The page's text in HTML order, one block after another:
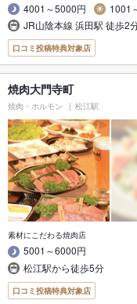
4001～5000円
1001
JR山陰本線 浜田駅 徒歩2
口コミ投稿特典対象店
焼肉大門寺町
焼肉・ホルモン 松江駅
素材にこだわる焼肉店
5001～6000円
松江駅から徒歩5分
口コミ投稿特典対象店